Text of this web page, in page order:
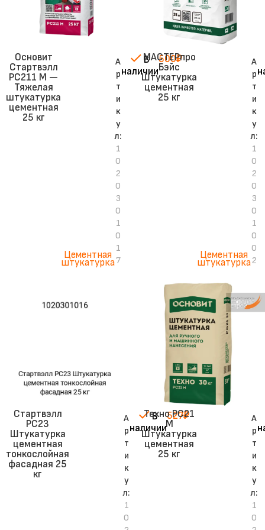
Основит
Стартвэлл
PC211 M —
Тяжелая
штукатурка
цементная
25 кг
Цементная
штукатурка
А
р
т
и
к
у
л:
1
0
2
0
3
0
1
0
1
7
В
наличии
500₽
МАСТЕРпро
Бэйс
Штукатурка
цементная
25 кг
Цементная
штукатурка
А
р
т
и
к
у
л:
1
0
2
0
3
0
1
0
0
2
Стартвэлл
PC23
Штукатурка
цементная
тонкослойная
фасадная 25
кг
А
р
т
и
к
у
л:
1
0
В
наличии
527₽
Техно PC21
M
Штукатурка
цементная
25 кг
А
р
т
и
к
у
л:
1
0